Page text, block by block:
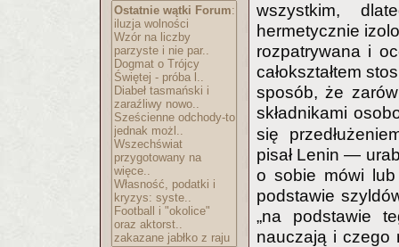
Ostatnie wątki Forum:
iluzja wolności
Wzór na liczby
parzyste i nie par..
Dogmat o Trójcy
Świętej - próba l..
Diabeł tasmański i
zaraźliwy nowo..
Sześcienne odchody-to
jednak możl..
Wszechświat
przygotowany na
więce..
Własność, podatki i
kryzys: syste..
Football i "okolice"
oraz aktorst..
zakazane jabłko z raju
wszystkim,
hermetycznie
rozpatrywana i
całokształtem
sposób, że
składnikami
się
pisał Lenin —
o sobie mówi
podstawie
„na podstawie
nauczają i czego